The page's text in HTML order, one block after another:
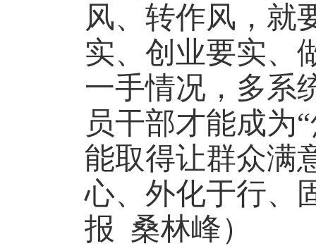
风、转作风，就
实、创业要实、
一手情况，多系
员干部才能成为
能取得让群众满
心、外化于行、
报 桑林峰）